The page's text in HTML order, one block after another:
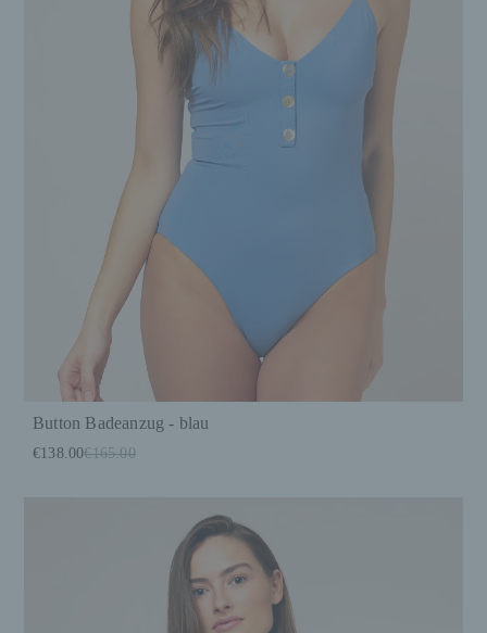
Button Badeanzug - blau
€138.00€165.00